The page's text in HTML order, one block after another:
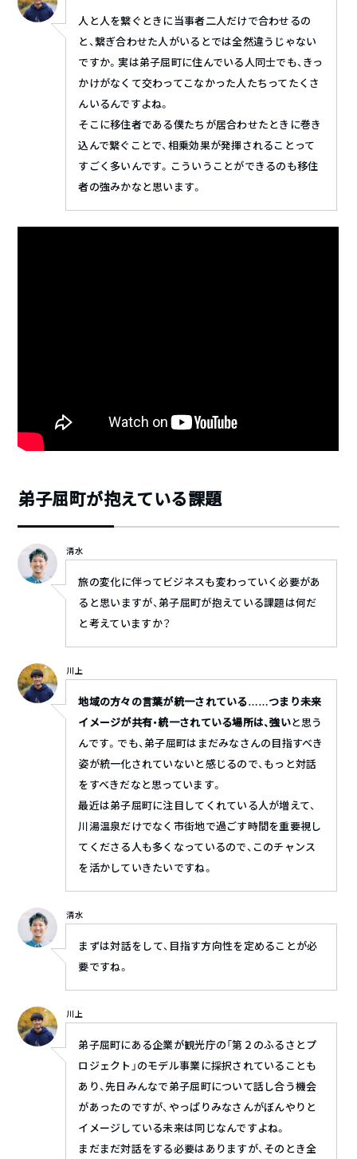
人と人を繋ぐときに当事者二人だけで合わせるの
と、繋ぎ合わせた人がいるとでは全然違うじゃない
ですか。実は弟子屈町に住んでいる人同士でも、きっ
かけがなくて交わってこなかった人たちってたくさ
んいるんですよね。
そこに移住者である僕たちが居合わせたときに巻き
込んで繋ぐことで、相乗効果が発揮されることって
すごく多いんです。こういうことができるのも移住
者の強みかなと思います。
弟子屈町が抱えている課題
清水
旅の変化に伴ってビジネスも変わっていく必要があ
ると思いますが、弟子屈町が抱えている課題は何だ
と考えていますか？
川上
地域の方々の言葉が統一されている……つまり未来
イメージが共有・統一されている場所は、強いと思う
んです。でも、弟子屈町はまだみなさんの目指すべき
姿が統一化されていないと感じるので、もっと対話
をすべきだなと思っています。
最近は弟子屈町に注目してくれている人が増えて、
川湯温泉だけでなく市街地で過ごす時間を重要視し
てくださる人も多くなっているので、このチャンス
を活かしていきたいですね。
清水
まずは対話をして、目指す方向性を定めることが必
要ですね。
川上
弟子屈町にある企業が観光庁の「第２のふるさとプ
ロジェクト」のモデル事業に採択されていることも
あり、先日みんなで弟子屈町について話し合う機会
があったのですが、やっぱりみなさんがぼんやりと
イメージしている未来は同じなんですよね。
まだまだ対話をする必要はありますが、そのとき全